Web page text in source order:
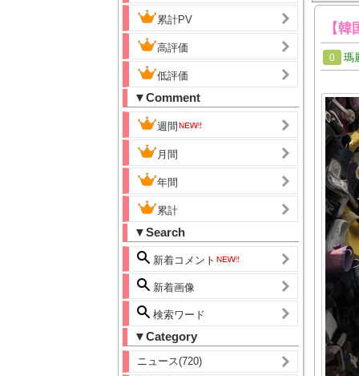
累計PV
高評価
低評価
▼Comment
週間
月間
年間
累計
▼Search
新着コメント
新着画像
検索ワード
▼Category
ニュース(720)
【韓
0 瑪